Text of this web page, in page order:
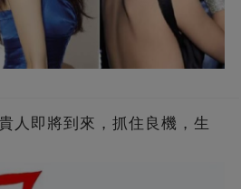
人即將到來，抓住良機，生